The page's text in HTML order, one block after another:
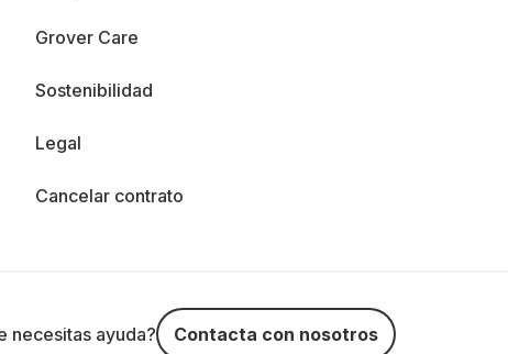
Grover Care
Sostenibilidad
Legal
Cancelar contrato
necesitas ayuda? Contacta con nosotros